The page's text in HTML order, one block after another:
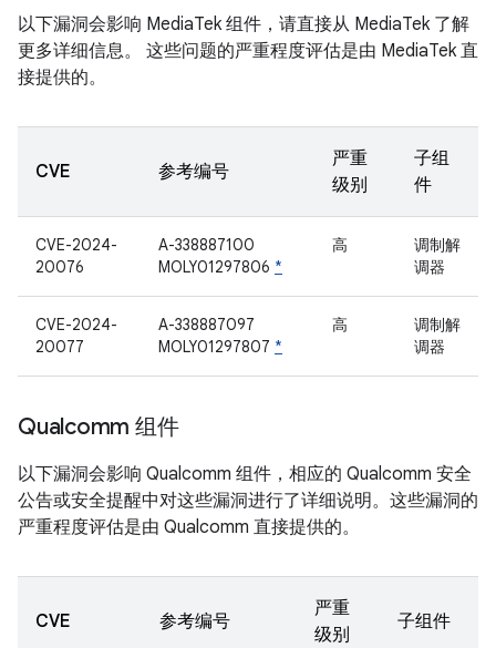
以下漏洞会影响 MediaTek 组件，请直接从 MediaTek 了解
更多详细信息。 这些问题的严重程度评估是由 MediaTek 直
接提供的。
CVE 参考编号
严重
级别
子组
件
CVE-2024-
20076
A-338887100
MOLY01297806 *
高
调制解
调器
CVE-2024-
20077
A-338887097
MOLY01297807 *
高
调制解
调器
Qualcomm 组件
以下漏洞会影响 Qualcomm 组件，相应的 Qualcomm 安全
公告或安全提醒中对这些漏洞进行了详细说明。这些漏洞的
严重程度评估是由 Qualcomm 直接提供的。
CVE 参考编号
严重
级别
子组件